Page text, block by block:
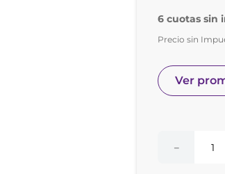
6 cuotas sin
Precio sin
Ver
－